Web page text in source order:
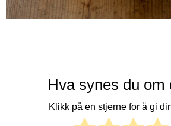
Hva synes du om
Klikk på en stjerne for å gi